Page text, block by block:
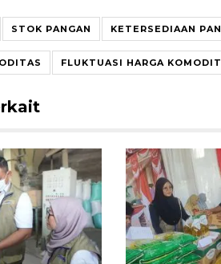
STOK PANGAN KETERSEDIAAN
FLUKTUASI HARGA